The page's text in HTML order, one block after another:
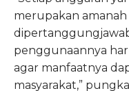
merupakan
penggunaannya
agar manfaatnya
masyarakat,”